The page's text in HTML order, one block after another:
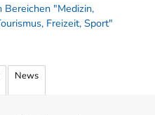
"Medizin,
Freizeit, Sport"
News